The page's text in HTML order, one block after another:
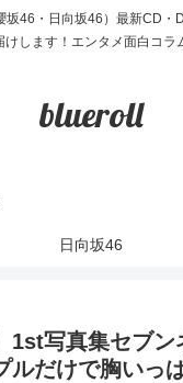
坂46・日向坂46）最新CD・
けします！エンタメ面白コラ
blueroll
日向坂46
1st写真集セブ
ルだけで胸いっ